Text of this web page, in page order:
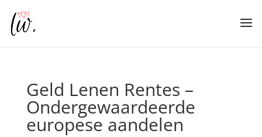
Geld Lenen Rentes –
Ondergewaardeerde
europese aandelen